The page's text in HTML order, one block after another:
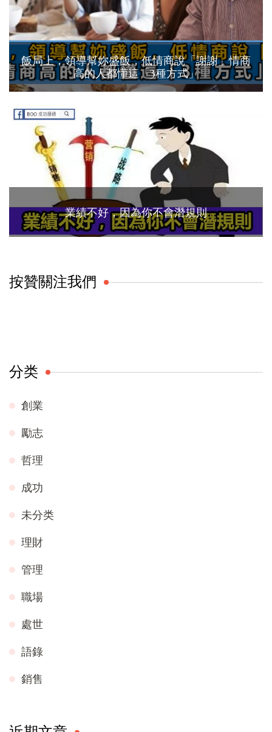
飯局上，領導幫妳盛飯，低情商說「謝謝」情商
高的人都懂這「3種方式」
業績不好，因為你不會潛規則
按贊關注我們
分类
創業
勵志
哲理
成功
未分类
理財
管理
職場
處世
語錄
銷售